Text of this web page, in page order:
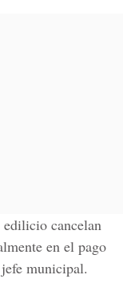
edilicio cancelan
en el pago
municipal.